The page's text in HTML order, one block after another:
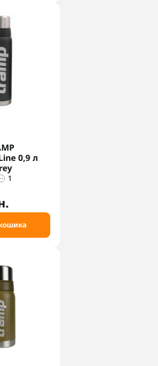
0,9 л
1